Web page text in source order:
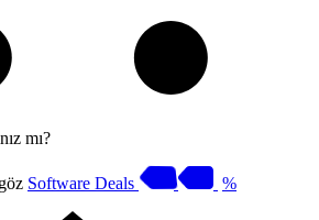
mı?
Software Deals %